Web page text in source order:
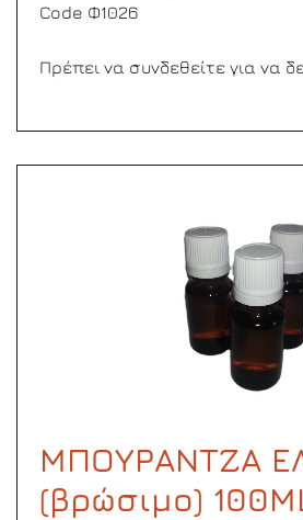
Code Φ1026
Πρέπει να συνδεθείτε για να
ΜΠΟΥΡΑΝΤΖΑ
(βρώσιμο)